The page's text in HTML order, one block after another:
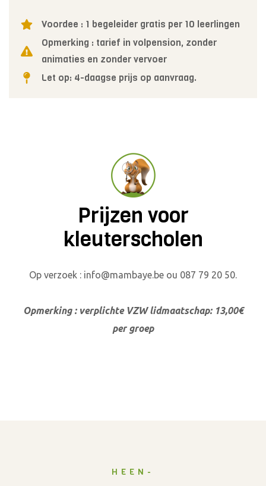
Voordee : 1 begeleider gratis per 10 leerlingen
Opmerking : tarief in volpension, zonder
animaties en zonder vervoer
Let op: 4-daagse prijs op aanvraag.
Prijzen voor
kleuterscholen
Op verzoek : info@mambaye.be ou 087 79 20 50.
Opmerking : verplichte VZW lidmaatschap: 13,00€
per groep
HEEN-